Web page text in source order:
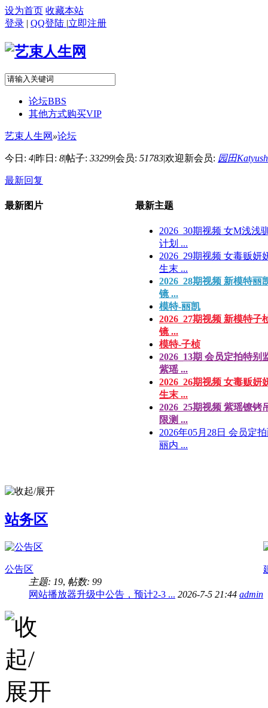
设为首页 收藏本站
登录 | QQ登陆 |立即注册
论坛BBS
其他方式购买VIP
艺束人生网 »论坛
今日: 4|昨日: 8|帖子: 33299|会员: 51783|欢迎新会员: 园田
最新回复
最新图片 最新主题
2026_30期视频 女M浅浅
计划 ...
2026_29期视频 女毒贩妍
生末 ...
2026_28期视频 新模特丽
镜 ...
模特-丽凯
2026_27期视频 新模特子
镜 ...
模特-子桢
2026_13期 会员定拍特别
紫瑶 ...
2026_26期视频 女毒贩妍
生末 ...
2026_25期视频 紫瑶镣铐
限测 ...
2026年05月28日 会员定
丽内 ...
站务区
公告区
主题: 19, 帖数: 99
网站播放器升级中公告，预计2-3 ... 2026-7-5 21:44 admin